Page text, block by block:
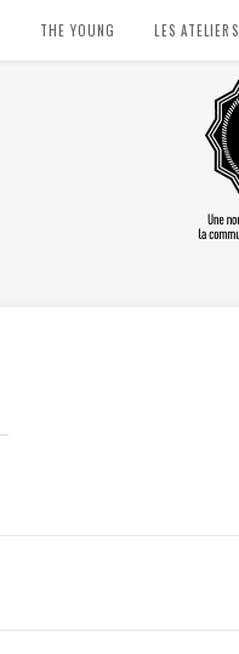
THE YOUNG LES ATELIERS